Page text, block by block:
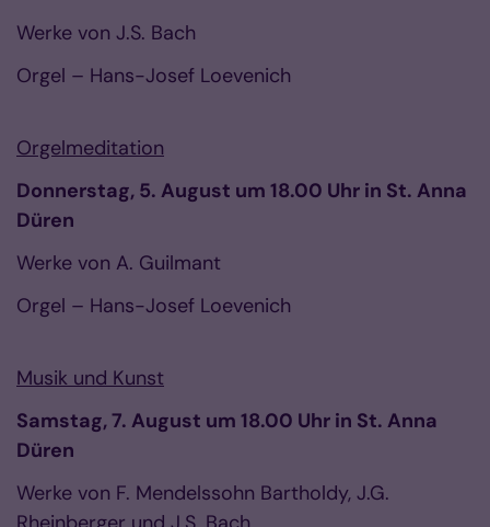
Werke von J.S. Bach
Orgel – Hans-Josef Loevenich
Orgelmeditation
Donnerstag, 5. August um 18.00 Uhr in St. Anna
Düren
Werke von A. Guilmant
Orgel – Hans-Josef Loevenich
Musik und Kunst
Samstag, 7. August um 18.00 Uhr in St. Anna
Düren
Werke von F. Mendelssohn Bartholdy, J.G.